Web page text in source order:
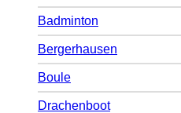
Badminton
Bergerhausen
Boule
Drachenboot